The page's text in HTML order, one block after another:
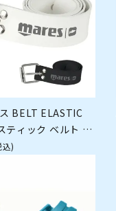
BELT ELASTIC
ティック ベルト ウ
イビング
)